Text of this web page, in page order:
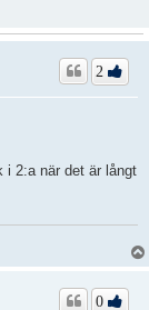
2
i 2:a när det är långt
0